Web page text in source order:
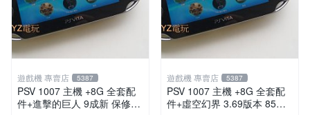
遊戲機 專賣店 5387
PSV 1007 主機 +8G 全套配
件+進擊的巨人 9成新 保修一
遊戲機 專賣店 5387
PSV 1007 主機 +8G 全套配
件+虛空幻界 3.69版本 85成